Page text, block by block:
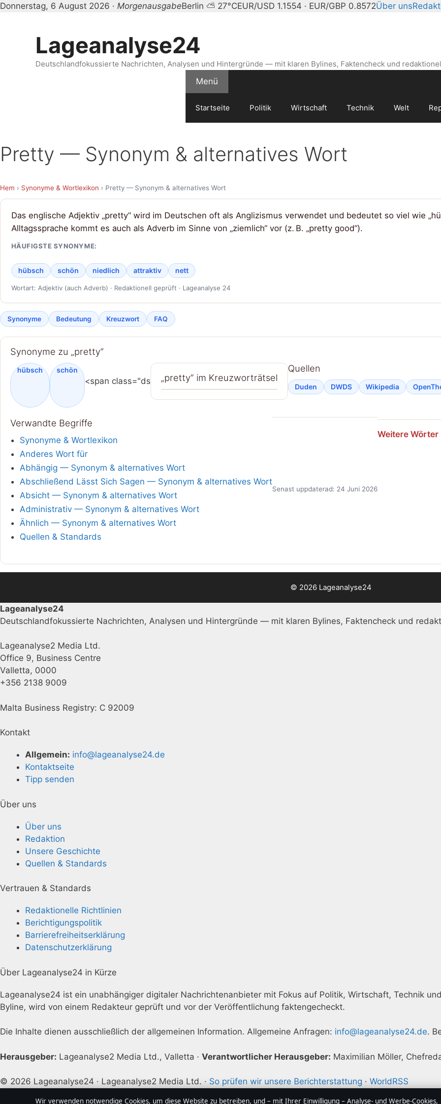
Donnerstag, 6 August 2026 · MorgenausgabeBerlin ⛅ 27°CEUR/USD 1.1554 · EUR/GBP 0.8572Über uns
Lageanalyse24
Deutschlandfokussierte Nachrichten, Analysen und Hintergründe — mit klaren Bylines, Faktencheck und
Menü
Startseite Politik Wirtschaft Technik Welt
Pretty — Synonym & alternatives Wort
Hem › Synonyme & Wortlexikon › Pretty — Synonym & alternatives Wort
Das englische Adjektiv „pretty“ wird im Deutschen oft als Anglizismus verwendet und bedeutet so viel wie
Alltagssprache kommt es auch als Adverb im Sinne von „ziemlich“ vor (z. B. „pretty good“).
HÄUFIGSTE SYNONYME:
hübsch schön niedlich attraktiv nett
Wortart: Adjektiv (auch Adverb) · Redaktionell geprüft · Lageanalyse 24
Synonyme Bedeutung Kreuzwort FAQ
Synonyme zu „pretty“
hübsch schön
<span class="ds „pretty“ im Kreuzworträtsel
Quellen
Duden DWDS Wikipedia
Verwandte Begriffe
Synonyme & Wortlexikon
Anderes Wort für
Abhängig — Synonym & alternatives Wort
Abschließend Lässt Sich Sagen — Synonym & alternatives Wort
Absicht — Synonym & alternatives Wort
Administrativ — Synonym & alternatives Wort
Ähnlich — Synonym & alternatives Wort
Quellen & Standards
Senast uppdaterad: 24 Juni 2026
Weitere
© 2026 Lageanalyse24
Lageanalyse24
Deutschlandfokussierte Nachrichten, Analysen und Hintergründe — mit klaren Bylines, Faktencheck und
Lageanalyse2 Media Ltd.
Office 9, Business Centre
Valletta, 0000
+356 2138 9009
Malta Business Registry: C 92009
Kontakt
Allgemein: info@lageanalyse24.de
Kontaktseite
Tipp senden
Über uns
Über uns
Redaktion
Unsere Geschichte
Quellen & Standards
Vertrauen & Standards
Redaktionelle Richtlinien
Berichtigungspolitik
Barrierefreiheitserklärung
Datenschutzerklärung
Über Lageanalyse24 in Kürze
Lageanalyse24 ist ein unabhängiger digitaler Nachrichtenanbieter mit Fokus auf Politik, Wirtschaft, Technik
Byline, wird von einem Redakteur geprüft und vor der Veröffentlichung faktengecheckt.
Die Inhalte dienen ausschließlich der allgemeinen Information. Allgemeine Anfragen: info@lageanalyse24.de.
Herausgeber: Lageanalyse2 Media Ltd., Valletta · Verantwortlicher Herausgeber: Maximilian Möller,
© 2026 Lageanalyse24 · Lageanalyse2 Media Ltd. · So prüfen wir unsere Berichterstattung · WorldRSS
Wir verwenden notwendige Cookies, um diese Website zu betreiben, und – mit Ihrer Einwilligung – Analyse- und Werbe-Cookies,